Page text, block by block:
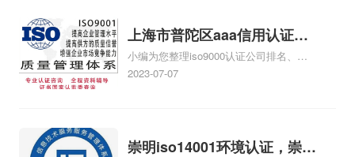
iso体系认证知识，详情可查看下方正文！
上海市普陀区aaa信用认证公
司排名，上海市普陀区质量体
系认证公司
小编为您整理iso9000认证公司排名、哪
些公司喜欢申报AAA信用评级、AAA信用
查看下方正文！
2023-07-07
崇明iso14001环境认证，崇明